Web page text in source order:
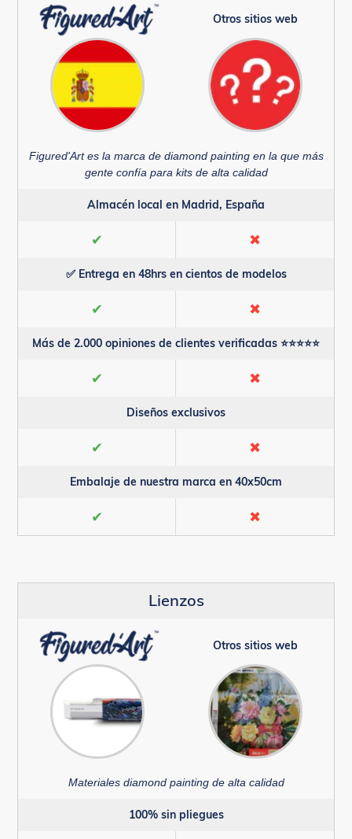
Otros sitios web
Figured'Art es la marca de diamond painting en la que más
gente confía para kits de alta calidad
Almacén local en Madrid, España
✔ ✖
✅ Entrega en 48hrs en cientos de modelos
✔ ✖
Más de 2.000 opiniones de clientes verificadas ⭐⭐⭐⭐⭐
✔ ✖
Diseños exclusivos
✔ ✖
Embalaje de nuestra marca en 40x50cm
✔ ✖
Lienzos
Otros sitios web
Materiales diamond painting de alta calidad
100% sin pliegues